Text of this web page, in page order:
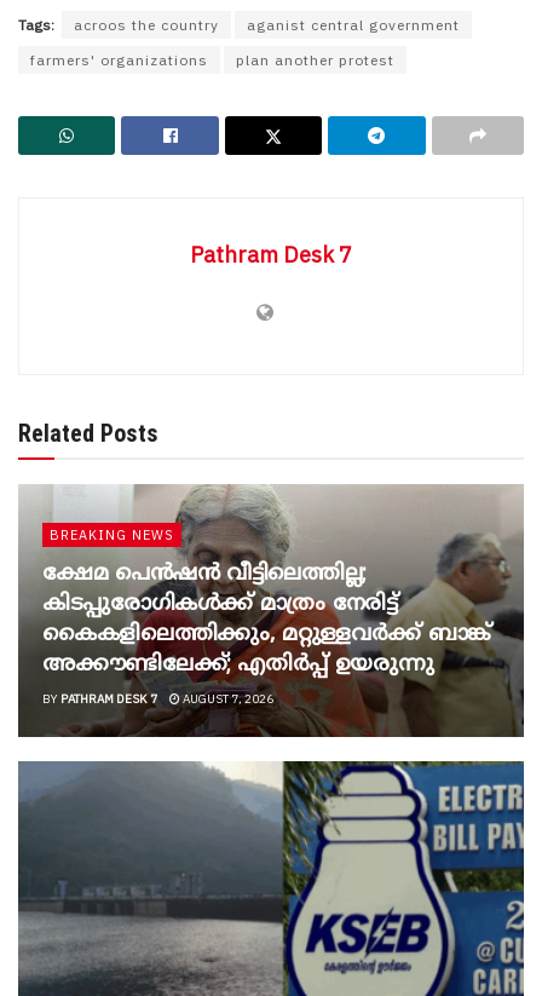
Tags: acroos the country
aganist central government
farmers' organizations
plan another protest
Pathram Desk 7
Related Posts
BREAKING NEWS
ക്ഷേമ പെൻഷൻ വീട്ടിലെത്തില്ല;
കിടപ്പുരോഗികൾക്ക് മാത്രം നേരിട്ട്
കൈകളിലെത്തിക്കും, മറ്റുള്ളവർക്ക് ബാങ്ക്
അക്കൗണ്ടിലേക്ക്; എതിർപ്പ് ഉയരുന്നു
BY PATHRAM DESK 7 AUGUST 7, 2026